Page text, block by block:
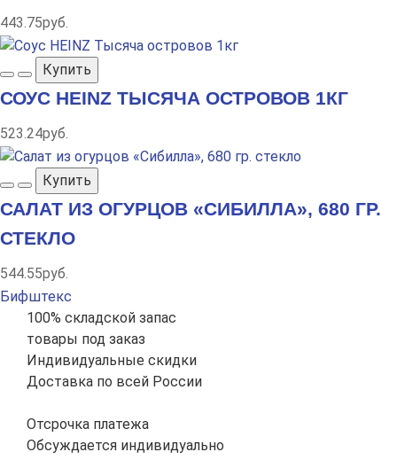
443.75руб.
Купить
СОУС HEINZ ТЫСЯЧА ОСТРОВОВ 1КГ
523.24руб.
Купить
САЛАТ ИЗ ОГУРЦОВ «СИБИЛЛА», 680 ГР.
СТЕКЛО
544.55руб.
Бифштекс
100% складской запас
товары под заказ
Индивидуальные скидки
Доставка по всей России
Отсрочка платежа
Обсуждается индивидуально